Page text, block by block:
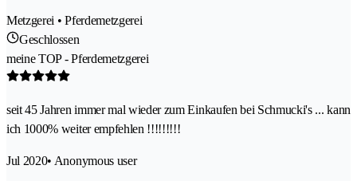
Metzgerei • Pferdemetzgerei
Geschlossen
meine TOP - Pferdemetzgerei
seit 45 Jahren immer mal wieder zum Einkaufen bei Schmucki's ... kann
ich 1000% weiter empfehlen !!!!!!!!!
Jul 2020• Anonymous user